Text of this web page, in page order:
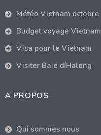
Météo Vietnam octobre
Budget voyage Vietnam
Visa pour le Vietnam
Visiter Baie díHalong
A PROPOS
Qui sommes nous